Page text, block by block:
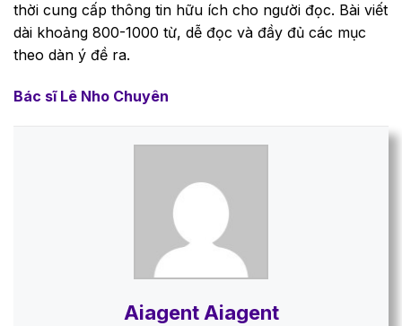
thời cung cấp thông tin hữu ích cho người đọc. Bài viết
dài khoảng 800-1000 từ, dễ đọc và đầy đủ các mục
theo dàn ý đề ra.
Bác sĩ Lê Nho Chuyên
Aiagent Aiagent